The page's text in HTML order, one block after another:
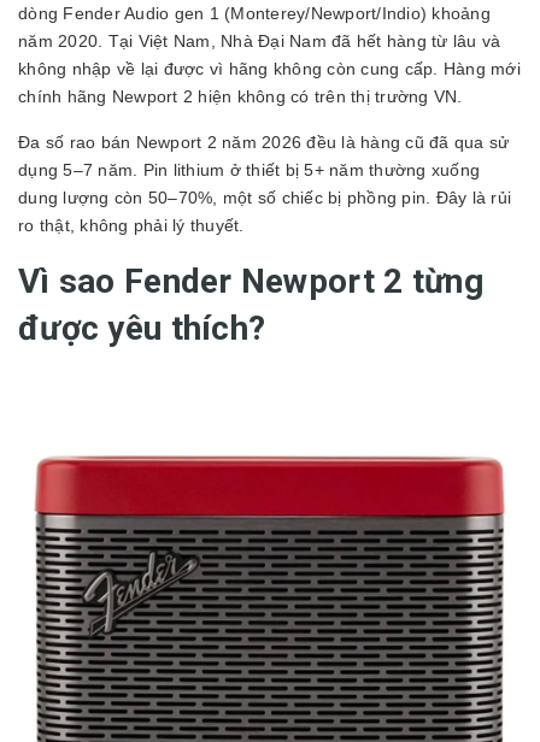
dòng Fender Audio gen 1 (Monterey/Newport/Indio) khoảng
năm 2020. Tại Việt Nam, Nhà Đại Nam đã hết hàng từ lâu và
không nhập về lại được vì hãng không còn cung cấp. Hàng mới
chính hãng Newport 2 hiện không có trên thị trường VN.
Đa số rao bán Newport 2 năm 2026 đều là hàng cũ đã qua sử
dụng 5–7 năm. Pin lithium ở thiết bị 5+ năm thường xuống
dung lượng còn 50–70%, một số chiếc bị phồng pin. Đây là rủi
ro thật, không phải lý thuyết.
Vì sao Fender Newport 2 từng
được yêu thích?